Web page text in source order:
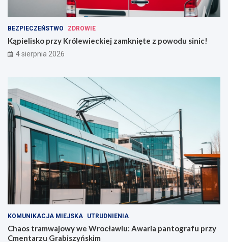
BEZPIECZEŃSTWO ZDROWIE
Kąpielisko przy Królewieckiej zamknięte z powodu sinic!
4 sierpnia 2026
KOMUNIKACJA MIEJSKA UTRUDNIENIA
Chaos tramwajowy we Wrocławiu: Awaria pantografu przy
Cmentarzu Grabiszyńskim